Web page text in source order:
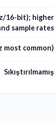
16-bit); higher
sample rates
most common)
Sıkıştırılmamış